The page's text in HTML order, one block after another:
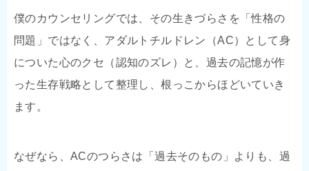
僕のカウンセリングでは、その生きづらさを「性格の
問題」ではなく、アダルトチルドレン（AC）として身
についた心のクセ（認知のズレ）と、過去の記憶が作
った生存戦略として整理し、根っこからほどいていき
ます。
なぜなら、ACのつらさは「過去そのもの」よりも、過